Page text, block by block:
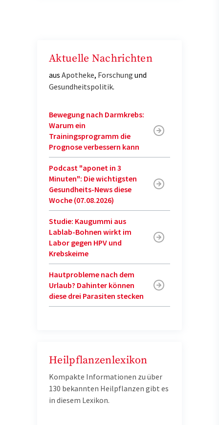
Aktuelle Nachrichten
aus Apotheke, Forschung und
Gesundheitspolitik.
Bewegung nach Darmkrebs:
Warum ein
Trainingsprogramm die
Prognose verbessern kann
Podcast "aponet in 3
Minuten": Die wichtigsten
Gesundheits-News diese
Woche (07.08.2026)
Studie: Kaugummi aus
Lablab-Bohnen wirkt im
Labor gegen HPV und
Krebskeime
Hautprobleme nach dem
Urlaub? Dahinter können
diese drei Parasiten stecken
Heilpflanzenlexikon
Kompakte Informationen zu über
130 bekannten Heilpflanzen gibt es
in diesem Lexikon.